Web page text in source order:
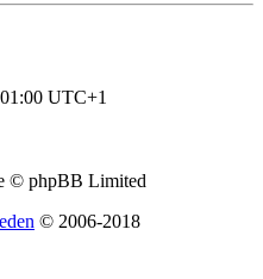
UTC+1
© phpBB Limited
© 2006-2018